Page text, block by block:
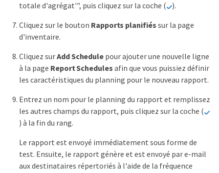
totale d'agrégat'", puis cliquez sur la coche (
).
Cliquez sur le bouton Rapports planifiés sur la page
d'inventaire.
Cliquez surAdd Schedule pour ajouter une nouvelle ligne
à la page Report Schedules afin que vous puissiez définir
les caractéristiques du planning pour le nouveau rapport.
Entrez un nom pour le planning du rapport et remplissez
les autres champs du rapport, puis cliquez sur la coche (
) à la fin du rang.
Le rapport est envoyé immédiatement sous forme de
test. Ensuite, le rapport génère et est envoyé par e-mail
aux destinataires répertoriés à l'aide de la fréquence